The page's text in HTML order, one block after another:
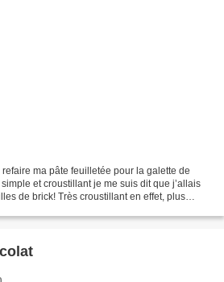
ma pâte feuilletée pour la galette de
et croustillant je me suis dit que j’allais
de brick! Très croustillant en effet, plus